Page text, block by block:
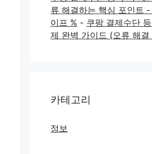
류 해결하는 핵심 포인트
이프 % - 쿠팡 결제수단
제 완벽 가이드 (오류 해결
카테고리
정보